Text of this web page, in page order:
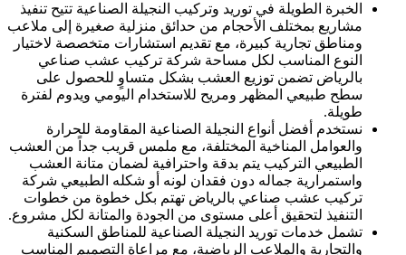
الخبرة الطويلة في توريد وتركيب النجيلة الصناعية تتيح تنفيذ
مشاريع بمختلف الأحجام من حدائق منزلية صغيرة إلى ملاعب
ومناطق تجارية كبيرة، مع تقديم استشارات متخصصة لاختيار
النوع المناسب لكل مساحة شركة تركيب عشب صناعي
بالرياض تضمن توزيع العشب بشكل متساوٍ للحصول على
سطح طبيعي المظهر ومريح للاستخدام اليومي ويدوم لفترة
طويلة.
نستخدم أفضل أنواع النجيلة الصناعية المقاومة للحرارة
والعوامل المناخية المختلفة، مع ملمس قريب جداً من العشب
الطبيعي التركيب يتم بدقة واحترافية لضمان متانة العشب
واستمرارية جماله دون فقدان لونه أو شكله الطبيعي شركة
تركيب عشب صناعي بالرياض تهتم بكل خطوة من خطوات
التنفيذ لتحقيق أعلى مستوى من الجودة والمتانة لكل مشروع.
تشمل خدمات توريد النجيلة الصناعية للمناطق السكنية
والتجارية والملاعب الرياضية، مع مراعاة التصميم المناسب